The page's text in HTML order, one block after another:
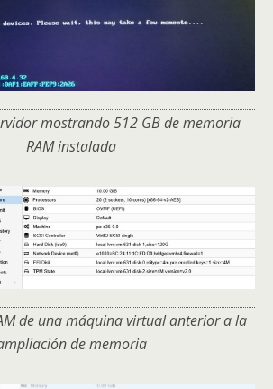
mostrando 512 GB de memoria
RAM instalada
de una máquina virtual anterior a la
de memoria